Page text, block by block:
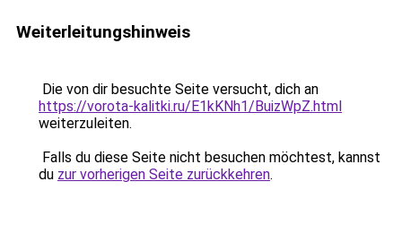
Weiterleitungshinweis
Die von dir besuchte Seite versucht, dich an
https://vorota-kalitki.ru/E1kKNh1/BuizWpZ.html
weiterzuleiten.
Falls du diese Seite nicht besuchen möchtest, kannst
du zur vorherigen Seite zurückkehren.